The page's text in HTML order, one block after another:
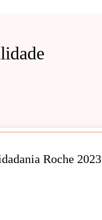
Roche 2023